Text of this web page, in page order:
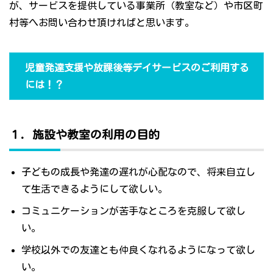
が、サービスを提供している事業所（教室など）や市区町
村等へお問い合わせ頂ければと思います。
児童発達支援や放課後等デイサービスのご利用する
には！？
１．施設や教室の利用の目的
子どもの成長や発達の遅れが心配なので、将来自立し
て生活できるようにして欲しい。
コミュニケーションが苦手なところを克服して欲し
い。
学校以外での友達とも仲良くなれるようになって欲し
い。